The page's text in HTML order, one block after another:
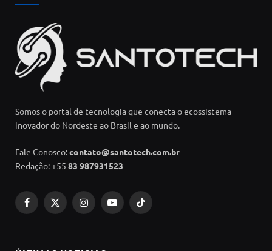
Somos o portal de tecnologia que conecta o ecossistema
inovador do Nordeste ao Brasil e ao mundo.
Fale Conosco:contato@santotech.com.br
Redação: +55 83 987931523
Facebook
X
InstagramYouTubeTikTok